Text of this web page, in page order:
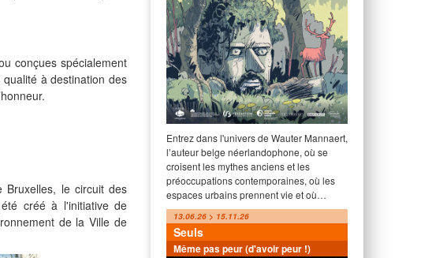
conçues spécialement
à destination des
Bruxelles, le circuit des
créé à l'initiative de
de la Ville de
Entrez dans l'univers de Wauter Mannaert,
l’auteur belge néerlandophone, où se
croisent les mythes anciens et les
préoccupations contemporaines, où les
espaces urbains prennent vie et où…
13.06.26 > 15.11.26
Seuls
Même pas peur (d'avoir peur !)